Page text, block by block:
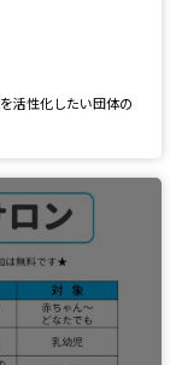
活性化したい団体の